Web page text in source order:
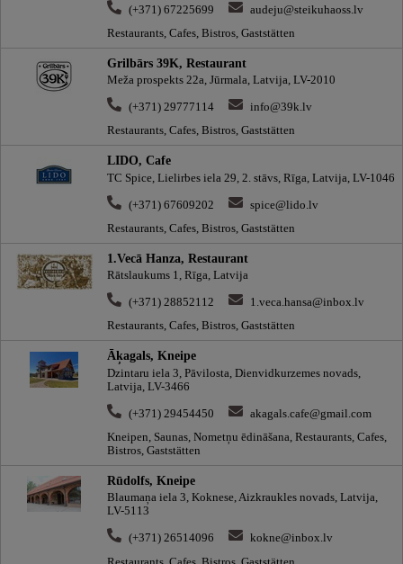
(+371) 67225699
audeju@steikuhaoss.lv
Restaurants, Cafes, Bistros, Gaststätten
Grilbārs 39K, Restaurant
Meža prospekts 22a, Jūrmala, Latvija, LV-2010
(+371) 29777114
info@39k.lv
Restaurants, Cafes, Bistros, Gaststätten
LIDO, Cafe
TC Spice, Lielirbes iela 29, 2. stāvs, Rīga, Latvija, LV-1046
(+371) 67609202
spice@lido.lv
Restaurants, Cafes, Bistros, Gaststätten
1.Vecā Hanza, Restaurant
Rātslaukums 1, Rīga, Latvija
(+371) 28852112
1.veca.hansa@inbox.lv
Restaurants, Cafes, Bistros, Gaststätten
Āķagals, Kneipe
Dzintaru iela 3, Pāvilosta, Dienvidkurzemes novads,
Latvija, LV-3466
(+371) 29454450
akagals.cafe@gmail.com
Kneipen, Saunas, Nometņu ēdināšana, Restaurants, Cafes,
Bistros, Gaststätten
Rūdolfs, Kneipe
Blaumaņa iela 3, Koknese, Aizkraukles novads, Latvija,
LV-5113
(+371) 26514096
kokne@inbox.lv